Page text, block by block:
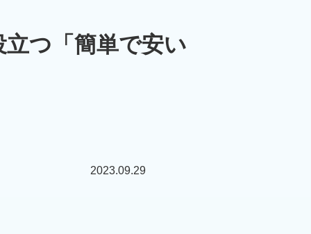
つ「簡単で安い
2023.09.29